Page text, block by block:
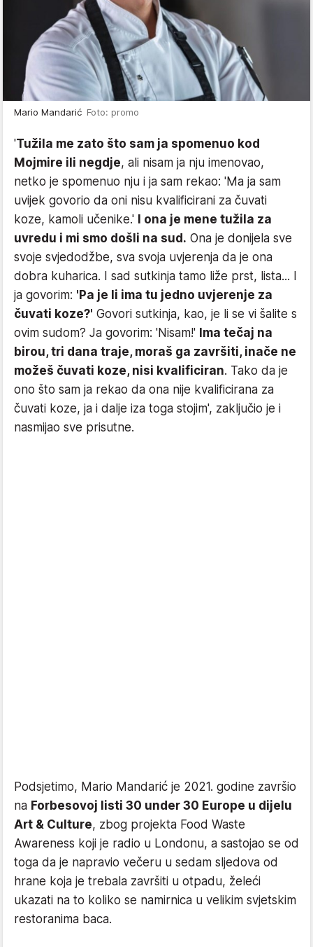
Mario Mandarić Foto: promo
'Tužila me zato što sam ja spomenuo kod
Mojmire ili negdje, ali nisam ja nju imenovao,
netko je spomenuo nju i ja sam rekao: 'Ma ja sam
uvijek govorio da oni nisu kvalificirani za čuvati
koze, kamoli učenike.'
I ona je mene tužila za
uvredu i mi smo došli na sud. Ona je donijela sve
svoje svjedodžbe, sva svoja uvjerenja da je ona
dobra kuharica. I sad sutkinja tamo liže prst, lista... I
ja govorim: 'Pa je li ima tu jedno uvjerenje za
čuvati koze?' Govori sutkinja, kao, je li se vi šalite s
ovim sudom? Ja govorim: 'Nisam!' Ima tečaj na
birou, tri dana traje, moraš ga završiti, inače ne
možeš čuvati koze, nisi kvalificiran. Tako da je
ono što sam ja rekao da ona nije kvalificirana za
čuvati koze, ja i dalje iza toga stojim', zaključio je i
nasmijao sve prisutne.
Podsjetimo, Mario Mandarić je 2021. godine završio
na Forbesovoj listi 30 under 30 Europe u dijelu
Art & Culture, zbog projekta Food Waste
Awareness koji je radio u Londonu, a sastojao se od
toga da je napravio večeru u sedam sljedova od
hrane koja je trebala završiti u otpadu, želeći
ukazati na to koliko se namirnica u velikim svjetskim
restoranima baca.